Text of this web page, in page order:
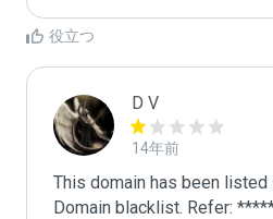
役立つ
D V
14年前
This domain has been
Domain blacklist. Refer: